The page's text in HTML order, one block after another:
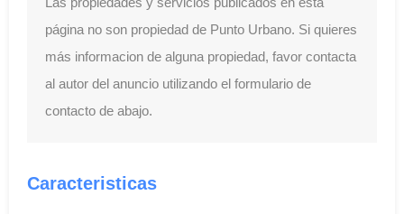
página no son propiedad de Punto Urbano. Si quieres
más informacion de alguna propiedad, favor contacta
al autor del anuncio utilizando el formulario de
contacto de abajo.
Caracteristicas